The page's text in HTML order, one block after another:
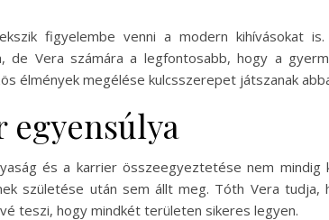
figyelembe venni a modern kihívásokat
de Vera számára a legfontosabb, hogy a
élmények megélése kulcsszerepet játszanak
egyensúlya
és a karrier összeegyeztetése nem
születése után sem állt meg. Tóth Vera
teszi, hogy mindkét területen sikeres legyen.